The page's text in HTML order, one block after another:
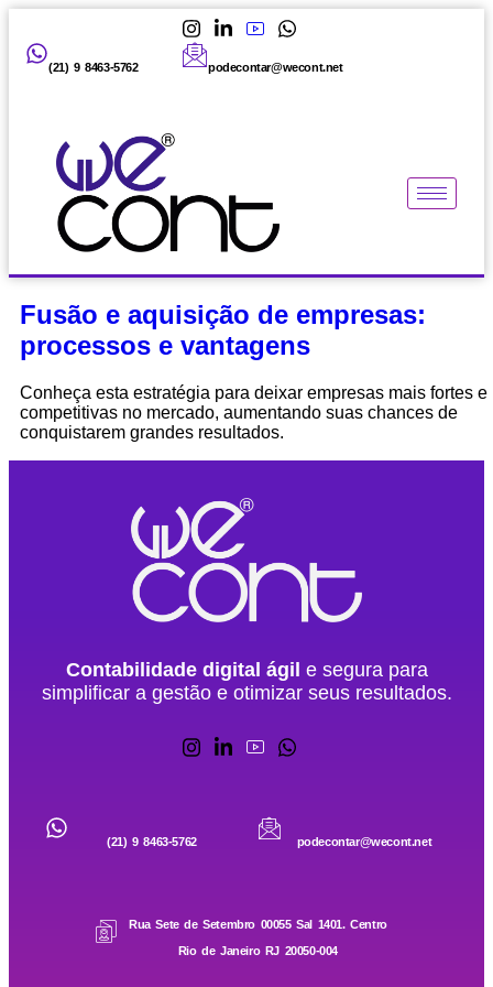
(21) 9 8463-5762 podecontar@wecont.net
Fusão e aquisição de empresas:
processos e vantagens
Conheça esta estratégia para deixar empresas mais fortes e
competitivas no mercado, aumentando suas chances de
conquistarem grandes resultados.
Contabilidade digital ágil e segura para
simplificar a gestão e otimizar seus resultados.
(21) 9 8463-5762 podecontar@wecont.net
Rua Sete de Setembro 00055 Sal 1401. Centro
Rio de Janeiro RJ 20050-004